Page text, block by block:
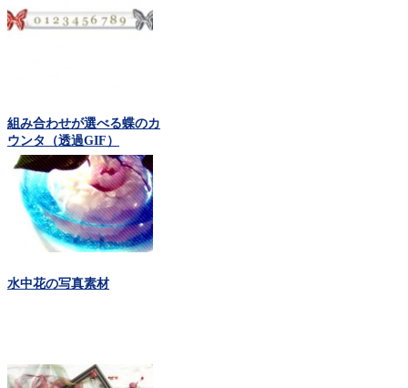
組み合わせが選べる蝶のカ
ウンタ（透過GIF）
水中花の写真素材